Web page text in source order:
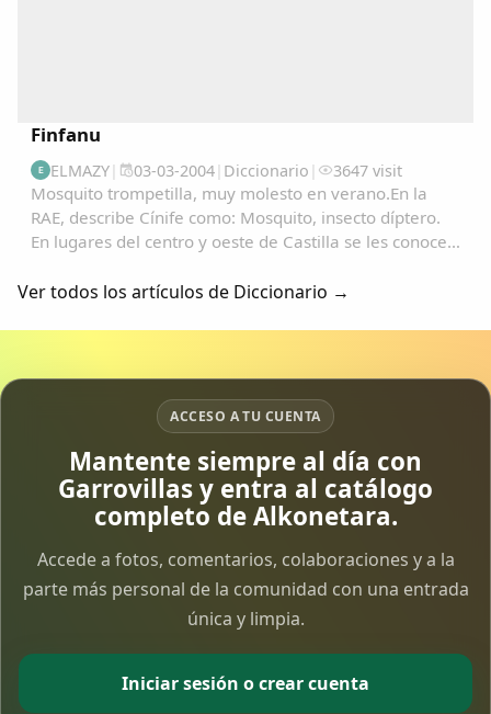
Finfanu
E ELMAZY| 03-03-2004| Diccionario | 3647 visit
Mosquito trompetilla, muy molesto en verano.En la
RAE, describe Cínife como: Mosquito, insecto díptero.
En lugares del centro y oeste de Castilla se les conoce
transformación en: "Pífano", "Pínfano...
Ver todos los artículos de Diccionario →
ACCESO A TU CUENTA
Mantente siempre al día con
Garrovillas y entra al catálogo
completo de Alkonetara.
Accede a fotos, comentarios, colaboraciones y a la
parte más personal de la comunidad con una entrada
única y limpia.
Iniciar sesión o crear cuenta